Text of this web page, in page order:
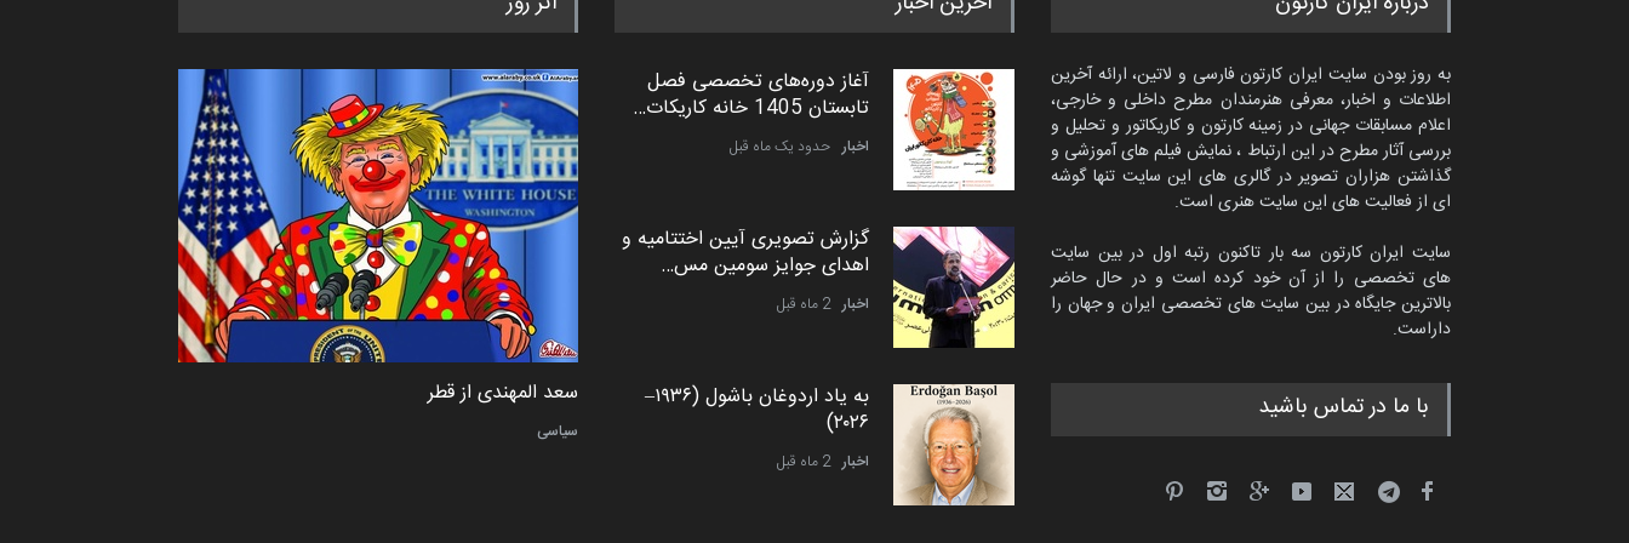
پنجمین مسابقۀ بین‌المللی کارتون
CARTUNION ، …
مهلت 3 ماه دیگر
جشنواره بین‌المللی کارتون مدارس
پرتغال، ۲۰۲۷
به روز بودن سایت ایران کارتون فارسی و لاتین، ارائه آخرین
اطلاعات و اخبار، معرفی هنرمندان مطرح داخلی و خارجی،
اعلام مسابقات جهانی در زمینه کارتون و کاریکاتور و تحلیل و
بررسی آثار مطرح در این ارتباط ، نمایش فیلم های آموزشی و
گذاشتن هزاران تصویر در گالری های این سایت تنها گوشه
ای از فعالیت های این سایت هنری است.
سایت ایران کارتون سه بار تاکنون رتبه اول در بین سایت
های تخصصی را از آن خود کرده است و در حال حاضر
بالاترین جایگاه در بین سایت های تخصصی ایران و جهان را
داراست.
با ما در تماس باشید
آغاز دوره‌های تخصصی فصل
تابستان 1405 خانه کاریکات…
اخبار حدود یک ماه قبل
گزارش تصویری آیین اختتامیه و
اهدای جوایز سومین مس…
اخبار 2 ماه قبل
به یاد اردوغان باشول (۱۹۳۶–
۲۰۲۶)
اخبار 2 ماه قبل
سعد المهندی از قطر
سیاسی
دمیر نواک از کرواسی
کارتون
امین الحباره از عربستان سعودی
کاریکاتور